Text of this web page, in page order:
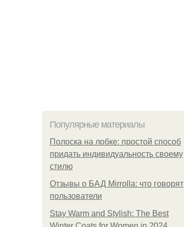
Популярные материалы
Полоска на лобке: простой способ
придать индивидуальность своему
стилю
Отзывы о БАД Mirrolla: что говорят
пользователи
Stay Warm and Stylish: The Best